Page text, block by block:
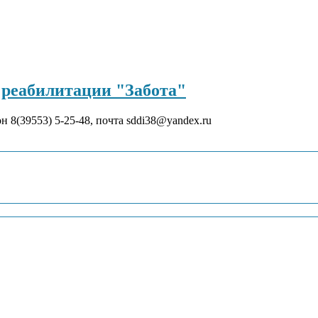
"Забота"
8(39553) 5-25-48, почта sddi38@yandex.ru